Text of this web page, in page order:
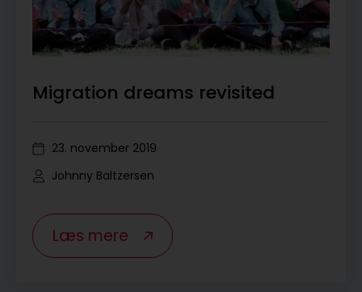
Migration dreams revisited
23. november 2019
Johnny Baltzersen
Læs mere